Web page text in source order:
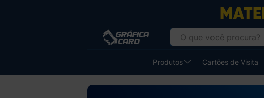
Produtos Cartões de Visita